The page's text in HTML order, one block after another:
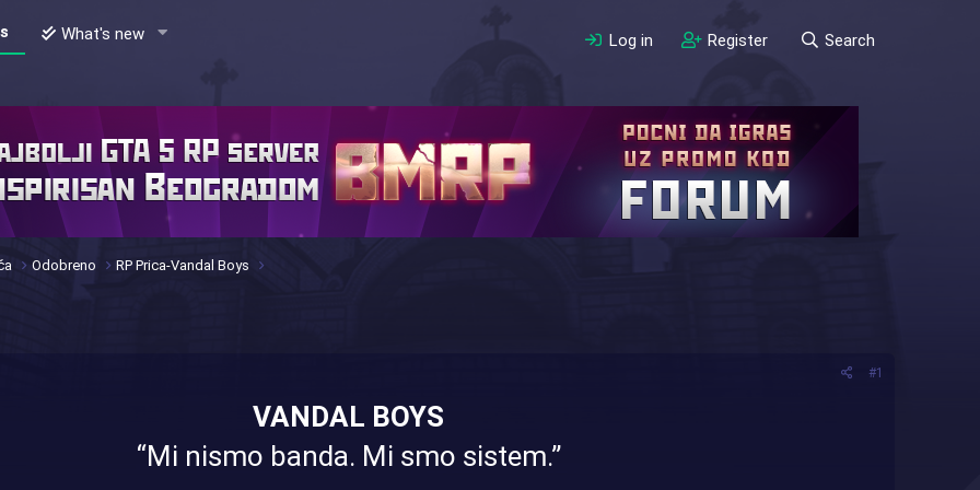
What's new Log in Register Search
Odobreno RP Prica-Vandal Boys
#1
VANDAL BOYS
“Mi nismo banda. Mi smo sistem.”